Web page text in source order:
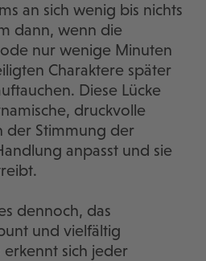
an sich wenig bis nichts
dann, wenn die
nur wenige Minuten
Charaktere später
Diese Lücke
druckvolle
der Stimmung der
anpasst und sie
dennoch, das
und vielfältig
sich jeder